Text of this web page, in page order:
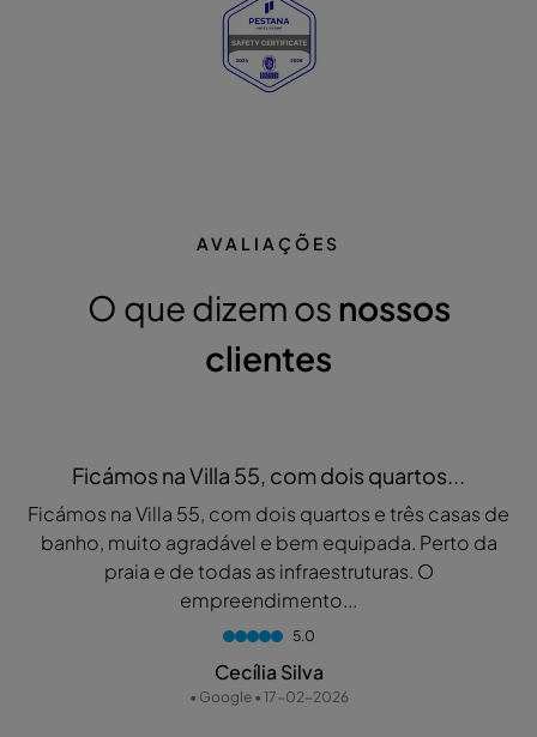
AVALIAÇÕES
O que dizem os nossos
clientes
Ficámos na Villa 55, com dois quartos...
Ficámos na Villa 55, com dois quartos e três casas de
banho, muito agradável e bem equipada. Perto da
praia e de todas as infraestruturas. O
empreendimento...
5.0
Cecília Silva
• Google • 17-02-2026